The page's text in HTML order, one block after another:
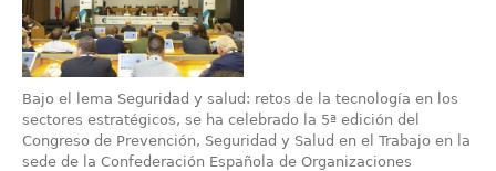
Bajo el lema Seguridad y salud: retos de la tecnología en los
sectores estratégicos, se ha celebrado la 5ª edición del
Congreso de Prevención, Seguridad y Salud en el Trabajo en la
sede de la Confederación Española de Organizaciones